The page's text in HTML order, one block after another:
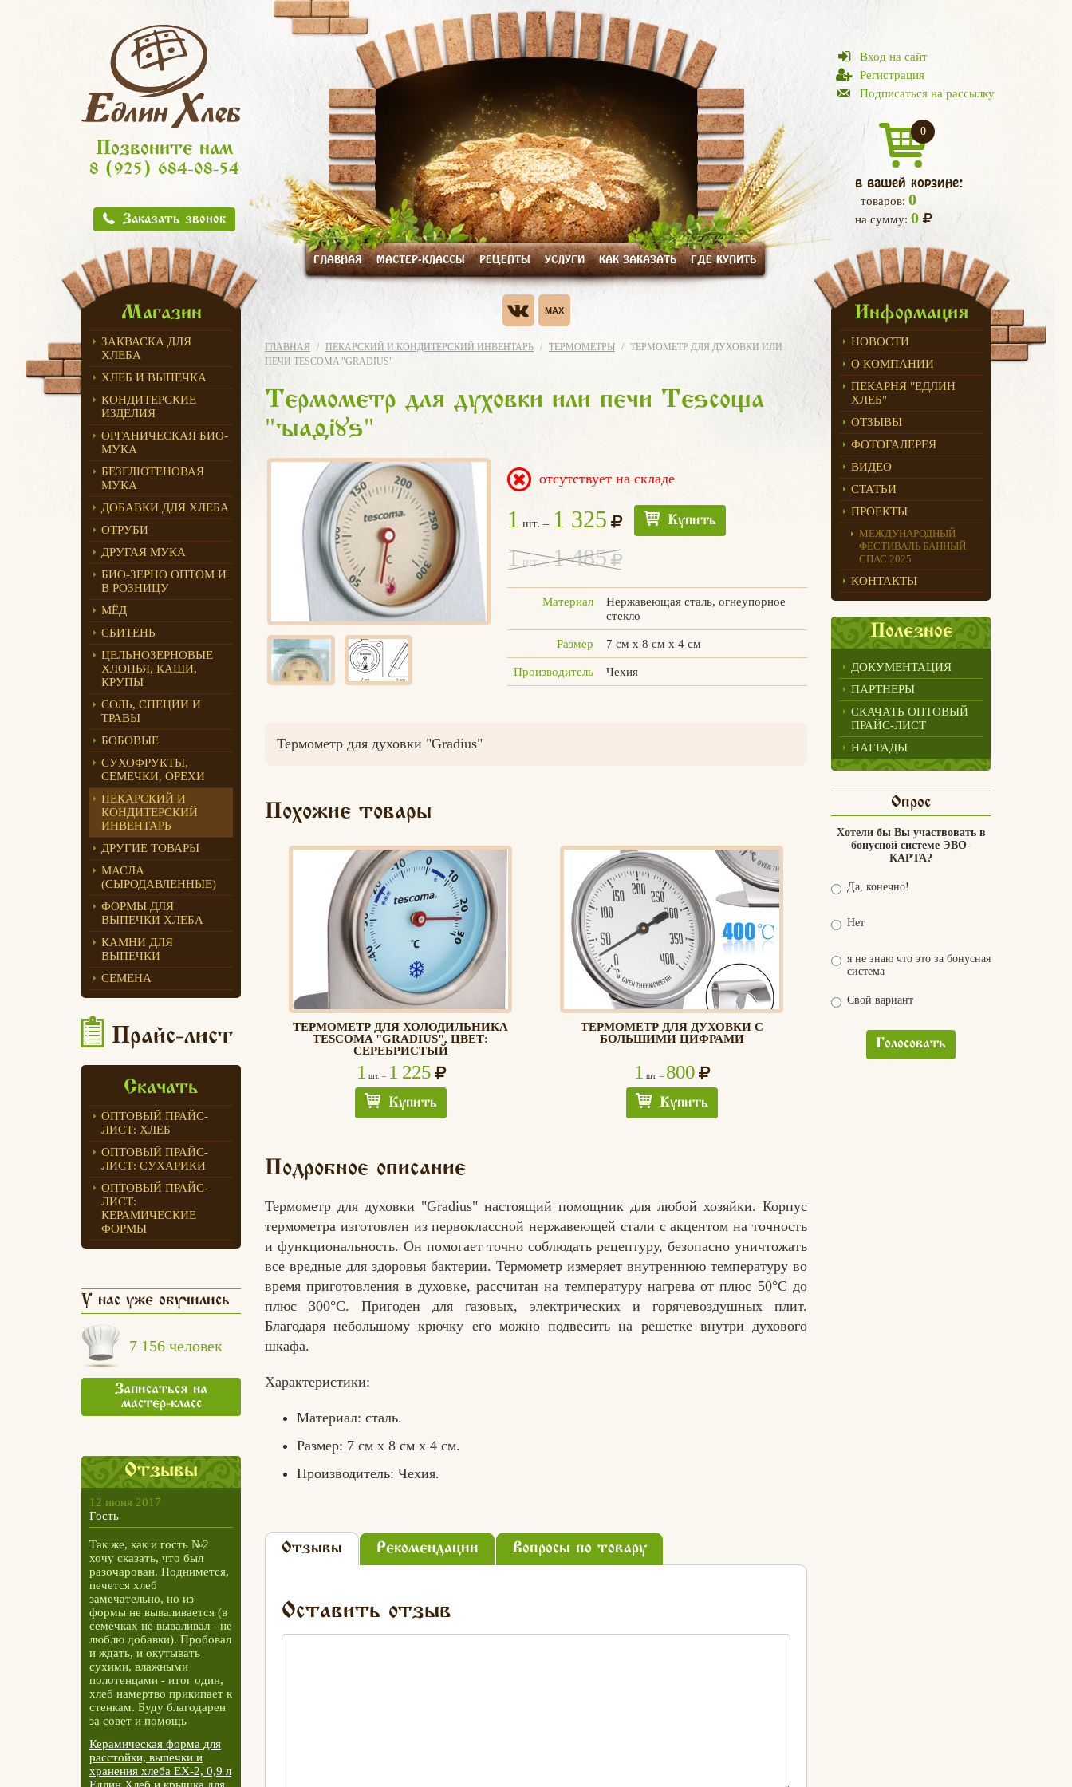
Едлин Хлеб
Позвоните нам
8 (925) 684-08-54
Заказать звонок
Вход на сайт
Регистрация
Подписаться на рассылку
0
в вашей корзине:
товаров: 0
на сумму: 0
ГЛАВНАЯ МАСТЕР-КЛАССЫ РЕЦЕПТЫ УСЛУГИ КАК ЗАКАЗАТЬ ГДЕ КУПИТЬ
Магазин
ЗАКВАСКА ДЛЯ
ХЛЕБА
ХЛЕБ И ВЫПЕЧКА
КОНДИТЕРСКИЕ
ИЗДЕЛИЯ
ОРГАНИЧЕСКАЯ БИО-
МУКА
БЕЗГЛЮТЕНОВАЯ
МУКА
ДОБАВКИ ДЛЯ ХЛЕБА
ОТРУБИ
ДРУГАЯ МУКА
БИО-ЗЕРНО ОПТОМ И
В РОЗНИЦУ
МЁД
СБИТЕНЬ
ЦЕЛЬНОЗЕРНОВЫЕ
ХЛОПЬЯ, КАШИ,
КРУПЫ
СОЛЬ, СПЕЦИИ И
ТРАВЫ
БОБОВЫЕ
СУХОФРУКТЫ,
СЕМЕЧКИ, ОРЕХИ
ПЕКАРСКИЙ И
КОНДИТЕРСКИЙ
ИНВЕНТАРЬ
ДРУГИЕ ТОВАРЫ
МАСЛА
(СЫРОДАВЛЕННЫЕ)
ФОРМЫ ДЛЯ
ВЫПЕЧКИ ХЛЕБА
КАМНИ ДЛЯ
ВЫПЕЧКИ
СЕМЕНА
Прайс-лист
Скачать
ОПТОВЫЙ ПРАЙС-
ЛИСТ: ХЛЕБ
ОПТОВЫЙ ПРАЙС-
ЛИСТ: СУХАРИКИ
ОПТОВЫЙ ПРАЙС-
ЛИСТ:
КЕРАМИЧЕСКИЕ
ФОРМЫ
У нас уже обучились
7 156 человек
Записаться на
мастер-класс
Отзывы
12 июня 2017
Гость
Так же, как и гость №2
хочу сказать, что был
разочарован. Поднимется,
печется хлеб
замечательно, но из
формы не вываливается (в
семечках не вываливал - не
люблю добавки). Пробовал
и ждать, и окутывать
сухими, влажными
полотенцами - итог один,
хлеб намертво прикипает к
стенкам. Буду благодарен
за совет и помощь
Керамическая форма для
расстойки, выпечки и
хранения хлеба ЕХ-2, 0,9 л
Информация
НОВОСТИ
О КОМПАНИИ
ПЕКАРНЯ "ЕДЛИН
ХЛЕБ"
ОТЗЫВЫ
ФОТОГАЛЕРЕЯ
ВИДЕО
СТАТЬИ
ПРОЕКТЫ
МЕЖДУНАРОДНЫЙ
ФЕСТИВАЛЬ БАННЫЙ
СПАС 2025
КОНТАКТЫ
Полезное
ДОКУМЕНТАЦИЯ
ПАРТНЕРЫ
СКАЧАТЬ ОПТОВЫЙ
ПРАЙС-ЛИСТ
НАГРАДЫ
Опрос
Хотели бы Вы участвовать в
бонусной системе ЭВО-
КАРТА?
Да, конечно!
Нет
я не знаю что это за бонусная
система
Свой вариант
Голосовать
ГЛАВНАЯ ПЕКАРСКИЙ И КОНДИТЕРСКИЙ ИНВЕНТАРЬ ТЕРМОМЕТРЫ
ТЕРМОМЕТР ДЛЯ ДУХОВКИ ИЛИ
ПЕЧИ TESCOMA "GRADIUS"
Термометр для духовки или печи Tescoma
"Gradius"
отсутствует на складе
1 шт. – 1 325 Купить
1 шт. –1 485
Материал
Нержавеющая сталь, огнеупорное
стекло
Размер 7 см х 8 см х 4 см
Производитель Чехия
Термометр для духовки "Gradius"
Похожие товары
ТЕРМОМЕТР ДЛЯ ХОЛОДИЛЬНИКА
TESCOMA "GRADIUS", ЦВЕТ:
СЕРЕБРИСТЫЙ
1 шт. – 1 225
Купить
ТЕРМОМЕТР ДЛЯ ДУХОВКИ С
БОЛЬШИМИ ЦИФРАМИ
1 шт. – 800
Купить
Подробное описание
Термометр для духовки "Gradius" настоящий помощник для любой хозяйки. Корпус
термометра изготовлен из первоклассной нержавеющей стали с акцентом на точность
и функциональность. Он помогает точно соблюдать рецептуру, безопасно уничтожать
все вредные для здоровья бактерии. Термометр измеряет внутреннюю температуру во
время приготовления в духовке, рассчитан на температуру нагрева от плюс 50°C до
плюс 300°C. Пригоден для газовых, электрических и горячевоздушных плит.
Благодаря небольшому крючку его можно подвесить на решетке внутри духового
шкафа.
Характеристики:
Материал: сталь.
Размер: 7 см х 8 см х 4 см.
Производитель: Чехия.
Отзывы Рекомендации Вопросы по товару
Оставить отзыв